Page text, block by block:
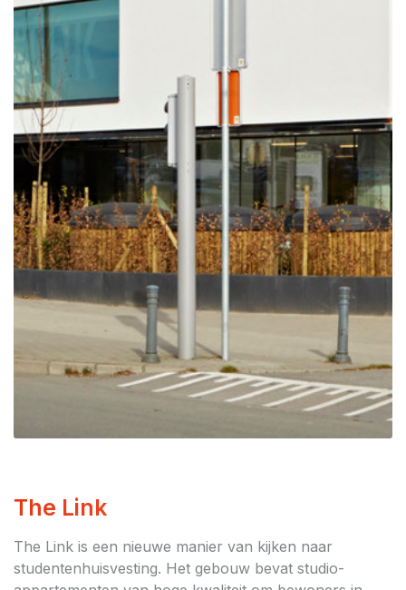
The Link
The Link is een nieuwe manier van kijken naar
studentenhuisvesting. Het gebouw bevat studio-